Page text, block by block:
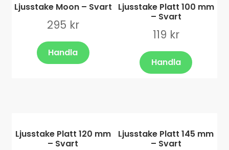
Ljusstake Moon – Svart
295 kr
Handla
Ljusstake Platt 100 mm
– Svart
119 kr
Handla
Ljusstake Platt 120 mm
– Svart
Ljusstake Platt 145 mm
– Svart